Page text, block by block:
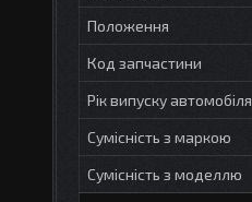
Положення
Код запчастини
Рік випуску автомобіля
Сумісність з маркою
Сумісність з моделлю